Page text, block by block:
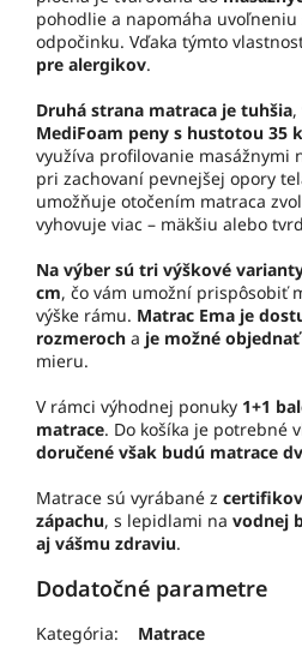
pohodlie a napomáha uvoľneniu
odpočinku. Vďaka týmto
pre alergikov.
Druhá strana matraca je tuhšia
MediFoam peny s hustotou 35
využíva profilovanie masážnymi
pri zachovaní pevnejšej opory
umožňuje otočením matraca
vyhovuje viac – mäkšiu alebo
Na výber sú tri výškové
cm, čo vám umožní prispôsobiť
výške rámu. Matrac Ema je
rozmeroch a je možné
mieru.
V rámci výhodnej ponuky 1+1
matrace. Do košíka je potrebné
doručené však budú matrace
Matrace sú vyrábané z
zápachu, s lepidlami na vodnej
aj vášmu zdraviu.
Dodatočné parametre
Kategória:
Matrace